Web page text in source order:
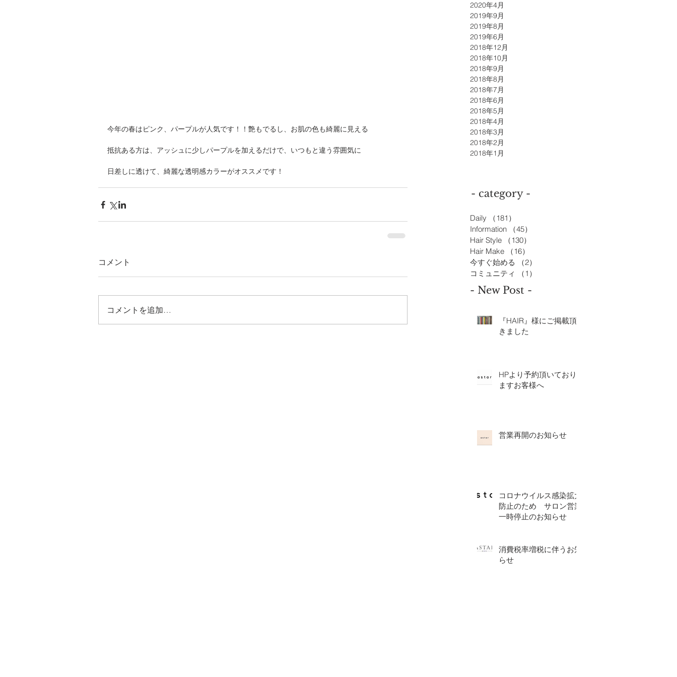
2020年4月
2019年9月
2019年8月
2019年6月
2018年12月
2018年10月
2018年9月
2018年8月
2018年7月
2018年6月
2018年5月
2018年4月
2018年3月
2018年2月
2018年1月
- category -
Daily （181）
Information
（45）
Hair Style
（130）
Hair Make
（16）
今すぐ始める
（2）
コミュニティ
（1）
- New Post -
『HAIR』様にご掲載頂
きました
HPより予約頂いており
ますお客様へ
営業再開のお知らせ
コロナウイルス感染拡大
防止のため サロン営業
一時停止のお知らせ
消費税率増税に伴うお知
らせ
今年の春はピンク、パープルが人気です！！艶もでるし、お肌の色も綺麗に見える
抵抗ある方は、アッシュに少しパープルを加えるだけで、いつもと違う雰囲気に
日差しに透けて、綺麗な透明感カラーがオススメです！
コメント
コメントを追加…